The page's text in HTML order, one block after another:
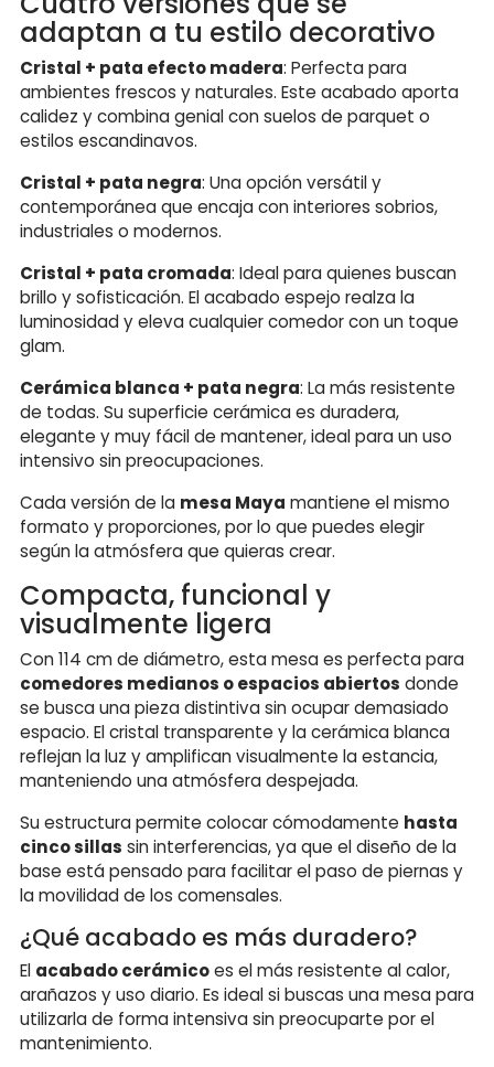
adaptan a tu estilo decorativo
Cristal + pata efecto madera: Perfecta para
ambientes frescos y naturales. Este acabado aporta
calidez y combina genial con suelos de parquet o
estilos escandinavos.
Cristal + pata negra: Una opción versátil y
contemporánea que encaja con interiores sobrios,
industriales o modernos.
Cristal + pata cromada: Ideal para quienes buscan
brillo y sofisticación. El acabado espejo realza la
luminosidad y eleva cualquier comedor con un toque
glam.
Cerámica blanca + pata negra: La más resistente
de todas. Su superficie cerámica es duradera,
elegante y muy fácil de mantener, ideal para un uso
intensivo sin preocupaciones.
Cada versión de la mesa Maya mantiene el mismo
formato y proporciones, por lo que puedes elegir
según la atmósfera que quieras crear.
Compacta, funcional y
visualmente ligera
Con 114 cm de diámetro, esta mesa es perfecta para
comedores medianos o espacios abiertos donde
se busca una pieza distintiva sin ocupar demasiado
espacio. El cristal transparente y la cerámica blanca
reflejan la luz y amplifican visualmente la estancia,
manteniendo una atmósfera despejada.
Su estructura permite colocar cómodamente hasta
cinco sillas sin interferencias, ya que el diseño de la
base está pensado para facilitar el paso de piernas y
la movilidad de los comensales.
¿Qué acabado es más duradero?
El acabado cerámicoes el más resistente al calor,
arañazos y uso diario. Es ideal si buscas una mesa para
utilizarla de forma intensiva sin preocuparte por el
mantenimiento.